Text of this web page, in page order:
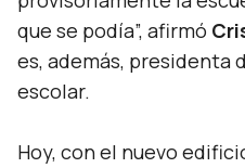
que se podía”, afirmó
es, además, presidenta
escolar.
Hoy, con el nuevo